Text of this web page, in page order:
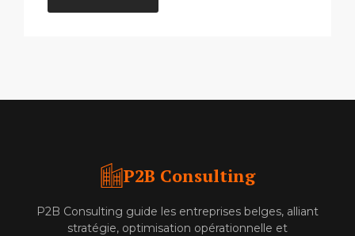
P2B Consulting
P2B Consulting guide les entreprises belges, alliant
stratégie, optimisation opérationnelle et